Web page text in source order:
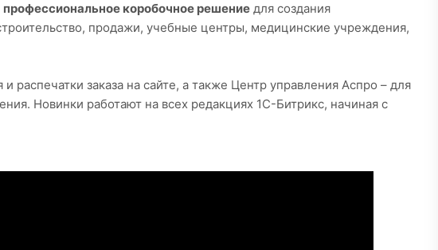
профессиональное коробочное решение для создания
продажи, учебные центры, медицинские учреждения,
заказа на сайте, а также Центр управления Аспро – для
Новинки работают на всех редакциях 1С-Битрикс, начиная с